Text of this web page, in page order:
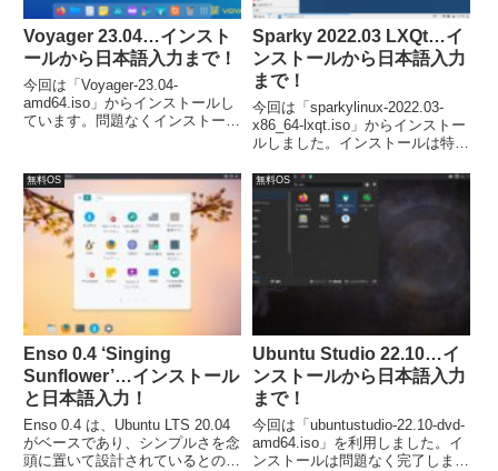
Voyager 23.04…インスト
ールから日本語入力まで！
今回は「Voyager-23.04-
amd64.iso」からインストールし
ています。問題なくインストール
Sparky 2022.03 LXQt…イ
ンストールから日本語入力
まで！
今回は「sparkylinux-2022.03-
x86_64-lxqt.iso」からインストー
ルしました。インストールは特に
は、別途「Fcitx」などのインス
トールが必要でした。
無料OS
Enso 0.4 ‘Singing
Sunflower’…インストール
と日本語入力！
Enso 0.4 は、Ubuntu LTS 20.04
がベースであり、シンプルさを念
頭に置いて設計されているとのこ
無料OS
Ubuntu Studio 22.10…イ
ンストールから日本語入力
まで！
今回は「ubuntustudio-22.10-dvd-
amd64.iso」を利用しました。イ
ンストールは問題なく完了しまし